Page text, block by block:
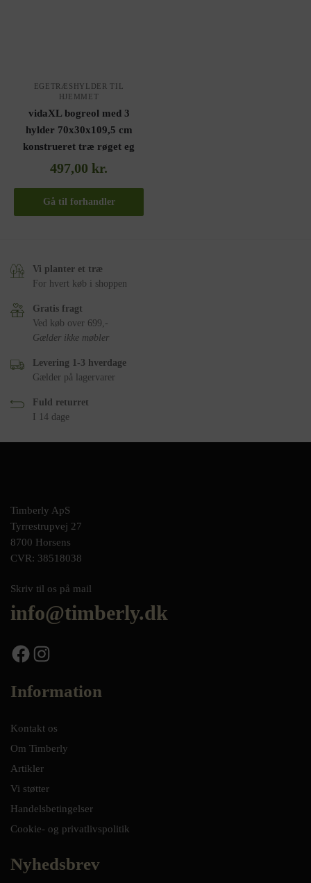
EGETRÆSHYLDER TIL
HJEMMET
vidaXL bogreol med 3
hylder 70x30x109,5 cm
konstrueret træ røget eg
497,00 kr.
Gå til forhandler
Vi planter et træ
For hvert køb i shoppen
Gratis fragt
Ved køb over 699,-
Gælder ikke møbler
Levering 1-3 hverdage
Gælder på lagervarer
Fuld returret
I 14 dage
Timberly ApS
Tyrrestrupvej 27
8700 Horsens
CVR: 38518038
Skriv til os på mail
info@timberly.dk
Facebook Instagram
Information
Kontakt os
Om Timberly
Artikler
Vi støtter
Handelsbetingelser
Cookie- og privatlivspolitik
Nyhedsbrev